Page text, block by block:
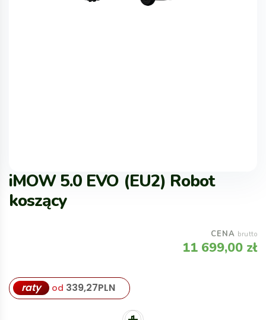
iMOW 5.0 EVO (EU2) Robot
koszący
CENA brutto
11 699,00 zł
raty od 339,27PLN